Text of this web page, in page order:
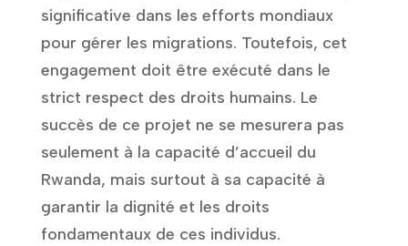
significative dans les efforts mondiaux
pour gérer les migrations. Toutefois, cet
engagement doit être exécuté dans le
strict respect des droits humains. Le
succès de ce projet ne se mesurera pas
seulement à la capacité d’accueil du
Rwanda, mais surtout à sa capacité à
garantir la dignité et les droits
fondamentaux de ces individus.